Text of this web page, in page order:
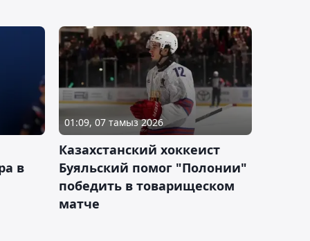
в
01:09, 07 тамыз 2026
Казахстанский хоккеист
Буяльский помог "Полонии"
победить в товарищеском
матче